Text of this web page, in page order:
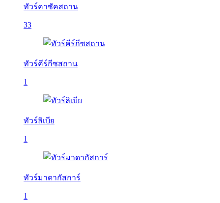
ทัวร์คาซัคสถาน
33
ทัวร์คีร์กีซสถาน
1
ทัวร์ลิเบีย
1
ทัวร์มาดากัสการ์
1